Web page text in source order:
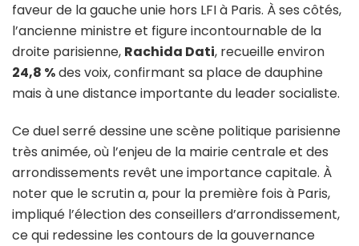
faveur de la gauche unie hors LFI à Paris. À ses côtés,
l’ancienne ministre et figure incontournable de la
droite parisienne, Rachida Dati, recueille environ
24,8 %des voix, confirmant sa place de dauphine
mais à une distance importante du leader socialiste.
Ce duel serré dessine une scène politique parisienne
très animée, où l’enjeu de la mairie centrale et des
arrondissements revêt une importance capitale. À
noter que le scrutin a, pour la première fois à Paris,
impliqué l’élection des conseillers d’arrondissement,
ce qui redessine les contours de la gouvernance